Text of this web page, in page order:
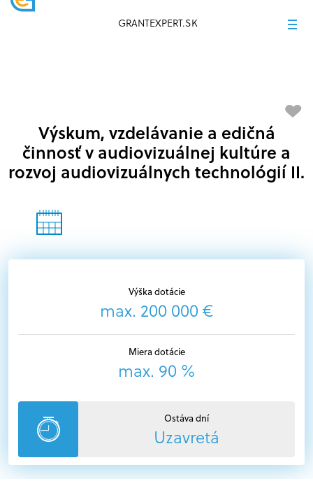
GRANTEXPERT.SK
Výška dotácie
max. 200 000 €
Miera dotácie
max. 90 %
Ostáva dní
Uzavretá
Výskum, vzdelávanie a edičná
činnosť v audiovizuálnej kultúre a
rozvoj audiovizuálnych technológií II.